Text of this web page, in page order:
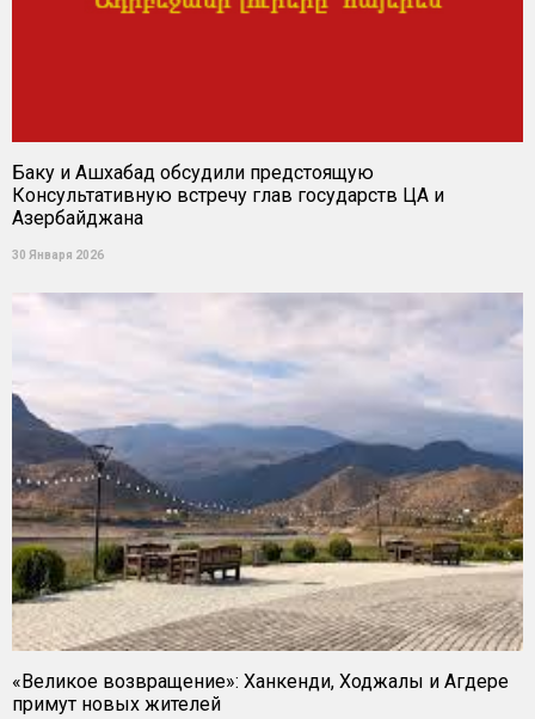
Баку и Ашхабад обсудили предстоящую
Консультативную встречу глав государств ЦА и
Азербайджана
30 Января 2026
«Великое возвращение»: Ханкенди, Ходжалы и Агдере
примут новых жителей